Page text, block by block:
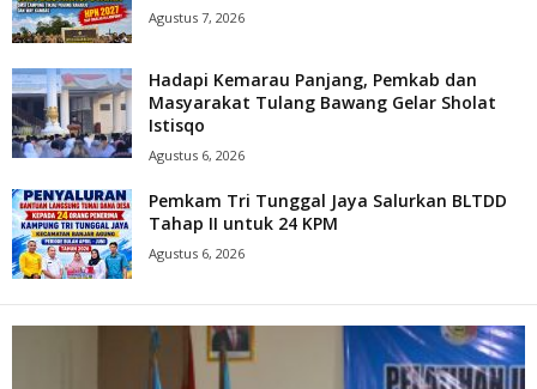
Agustus 7, 2026
Hadapi Kemarau Panjang, Pemkab dan
Masyarakat Tulang Bawang Gelar Sholat
Istisqo
Agustus 6, 2026
Pemkam Tri Tunggal Jaya Salurkan BLTDD
Tahap II untuk 24 KPM
Agustus 6, 2026